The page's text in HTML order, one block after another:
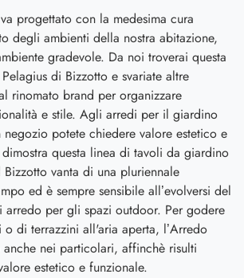
progettato con la medesima cura
degli ambienti della nostra abitazione,
gradevole. Da noi troverai questa
di Bizzotto e svariate altre
rinomato brand per organizzare
e stile. Agli arredi per il giardino
negozio potete chiedere valore estetico e
questa linea di tavoli da giardino
vanta di una pluriennale
ed è sempre sensibile all’evolversi del
arredo per gli spazi outdoor. Per godere
di terrazzini all'aria aperta, l’Arredo
nei particolari, affinchè risulti
estetico e funzionale.